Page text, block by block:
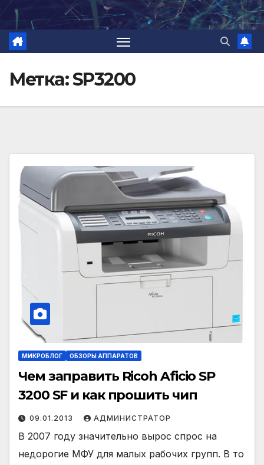
Перейти
содержимому
Метка:SP3200
МИКРОБЛОГ ОБЗОРЫ АППАРАТОВ
Чем заправить Ricoh Aficio SP
3200 SF и как прошить чип
09.01.2013 АДМИНИСТРАТОР
В 2007 году значительно вырос спрос на
недорогие МФУ для малых рабочих групп. В то